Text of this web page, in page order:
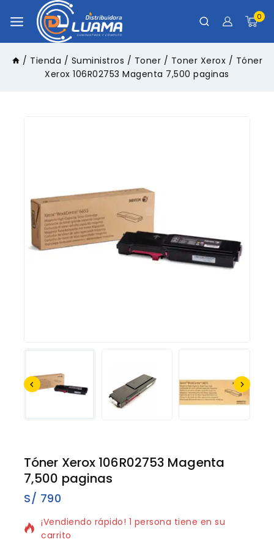
0
/ Tienda / Suministros / Toner / Toner Xerox / Tóner
Xerox 106R02753 Magenta 7,500 paginas
Tóner Xerox 106R02753 Magenta
7,500 paginas
S/ 790
8 productos vendidos en los últimos 20 horas
¡Vendiendo rápido! 1 persona tiene en su
carrito